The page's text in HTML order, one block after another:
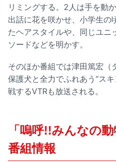
リミングする。2人は手を動
出話に花を咲かせ、小学生の
たヘアスタイルや、同じユニ
ソードなどを明かす。
そのほか番組では津田篤宏（
保護犬と全力でふれあう“ス
戦するVTRも放送される。
「嗚呼!!みんなの
番組情報